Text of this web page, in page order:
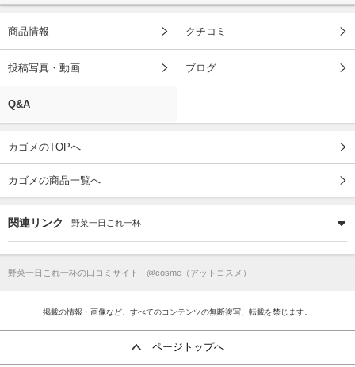
商品情報 クチコミ
投稿写真・動画 ブログ
Q&A
カゴメのTOPへ
カゴメの商品一覧へ
関連リンク 野菜一日これ一杯
野菜一日これ一杯の口コミサイト - @cosme（アットコスメ）
掲載の情報・画像など、すべてのコンテンツの無断複写、転載を禁じます。
ページトップへ